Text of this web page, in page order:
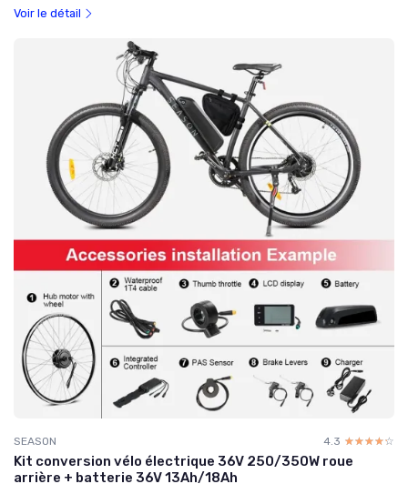
Voir le détail
SEASON 4.3 ☆☆☆☆☆
★★★★★
Kit conversion vélo électrique 36V 250/350W roue
arrière + batterie 36V 13Ah/18Ah